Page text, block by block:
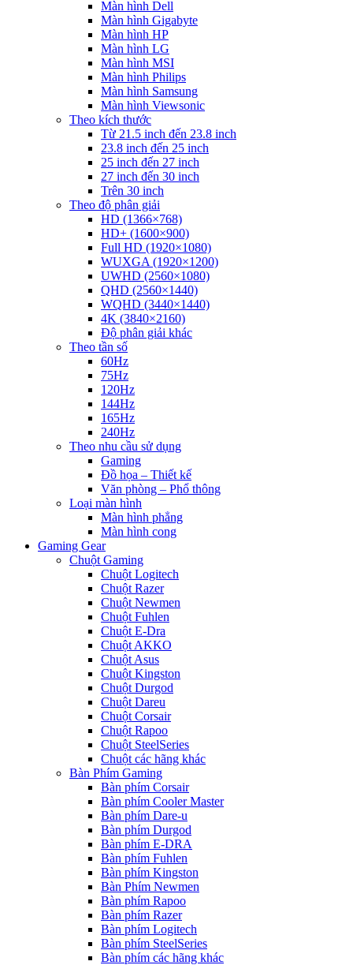
Màn hình Dell
Màn hình Gigabyte
Màn hình HP
Màn hình LG
Màn hình MSI
Màn hình Philips
Màn hình Samsung
Màn hình Viewsonic
Theo kích thước
Từ 21.5 inch đến 23.8 inch
23.8 inch đến 25 inch
25 inch đến 27 inch
27 inch đến 30 inch
Trên 30 inch
Theo độ phân giải
HD (1366×768)
HD+ (1600×900)
Full HD (1920×1080)
WUXGA (1920×1200)
UWHD (2560×1080)
QHD (2560×1440)
WQHD (3440×1440)
4K (3840×2160)
Độ phân giải khác
Theo tần số
60Hz
75Hz
120Hz
144Hz
165Hz
240Hz
Theo nhu cầu sử dụng
Gaming
Đồ họa – Thiết kế
Văn phòng – Phổ thông
Loại màn hình
Màn hình phẳng
Màn hình cong
Gaming Gear
Chuột Gaming
Chuột Logitech
Chuột Razer
Chuột Newmen
Chuột Fuhlen
Chuột E-Dra
Chuột AKKO
Chuột Asus
Chuột Kingston
Chuột Durgod
Chuột Dareu
Chuột Corsair
Chuột Rapoo
Chuột SteelSeries
Chuột các hãng khác
Bàn Phím Gaming
Bàn phím Corsair
Bàn phím Cooler Master
Bàn phím Dare-u
Bàn phím Durgod
Bàn phím E-DRA
Bàn phím Fuhlen
Bàn phím Kingston
Bàn Phím Newmen
Bàn phím Rapoo
Bàn phím Razer
Bàn phím Logitech
Bàn phím SteelSeries
Bàn phím các hãng khác